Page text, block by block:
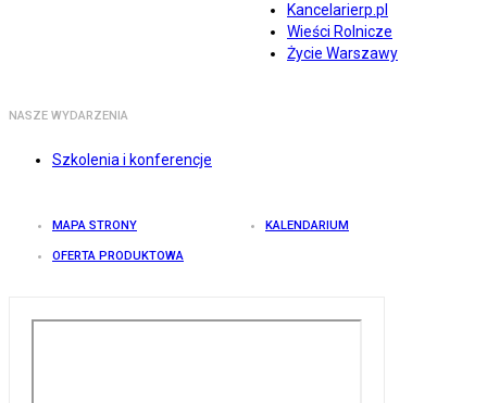
Kancelarierp.pl
Wieści Rolnicze
Życie Warszawy
NASZE WYDARZENIA
Szkolenia i konferencje
MAPA STRONY KALENDARIUM
OFERTA PRODUKTOWA